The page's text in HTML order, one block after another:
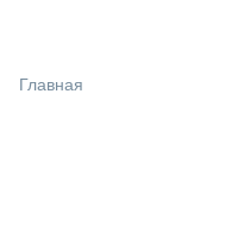
Главная